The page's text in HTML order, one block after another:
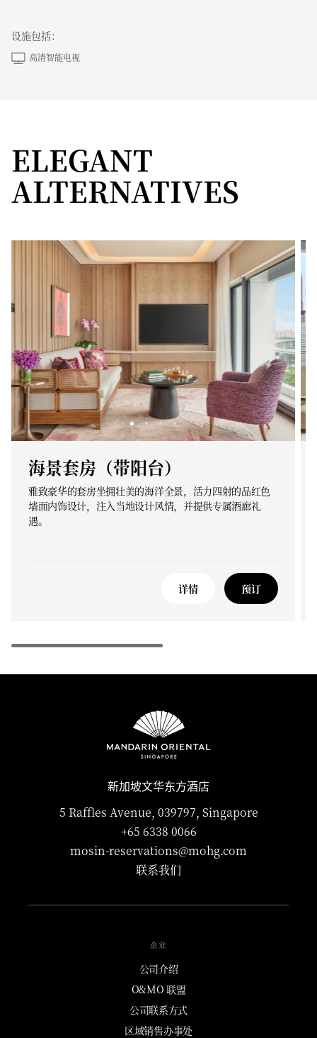
设施包括：
高清智能电视
ELEGANT
ALTERNATIVES
海景套房（带阳台）
雅致豪华的套房坐拥壮美的海洋全景，活力四射的品红色
墙面内饰设计，注入当地设计风情，并提供专属酒廊礼
遇。
详情 预订
新加坡文华东方酒店
5 Raffles Avenue, 039797, Singapore
+65 6338 0066
mosin-reservations@mohg.com
联系我们
企业
公司介绍
O&MO 联盟
公司联系方式
区域销售办事处